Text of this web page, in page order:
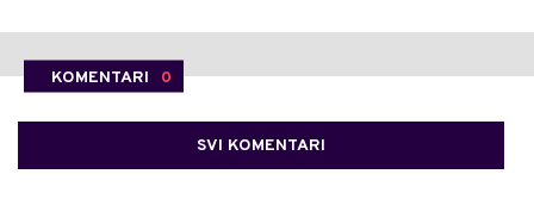
KOMENTARI 0
SVI KOMENTARI